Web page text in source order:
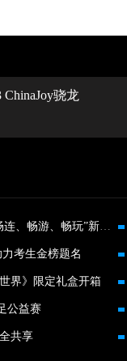
骁龙
暑期无忧出境，华为手机为你打造“畅连、畅游、畅玩”新体验！
考生金榜题名
界》限定礼盒开箱
公益赛
共享